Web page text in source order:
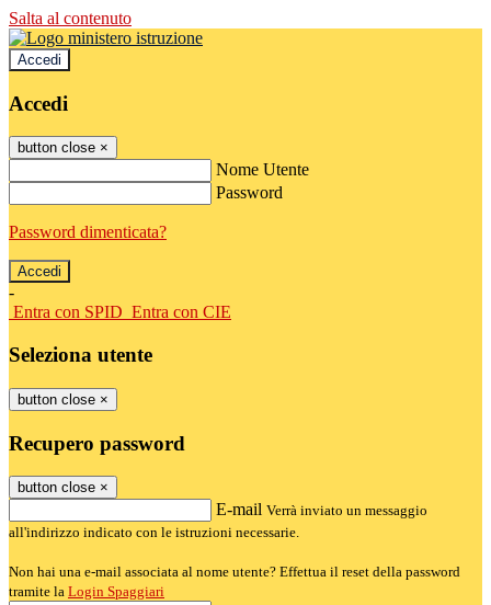
Salta al contenuto
Accedi
Accedi
button close ×
Nome Utente
Password
Password dimenticata?
-
Entra con SPID Entra con CIE
Seleziona utente
button close ×
Recupero password
button close ×
E-mail Verrà inviato un messaggio
all'indirizzo indicato con le istruzioni necessarie.
Non hai una e-mail associata al nome utente? Effettua il reset della password
tramite la Login Spaggiari